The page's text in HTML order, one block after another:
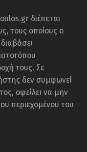
διέπεται
τους οποίους ο
τους. Σε
δεν συμφωνεί
οφείλει να μην
περιεχομένου του